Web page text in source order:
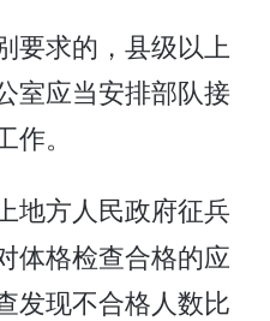
要求的，县级以上
室应当安排部队接
。
地方人民政府征兵
体格检查合格的应
发现不合格人数比